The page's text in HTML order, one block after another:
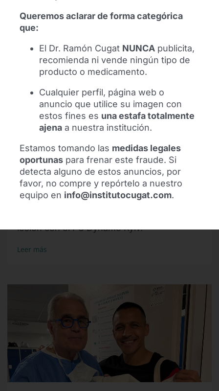
Kostiantyn Vivcharenko se somete a una
artroscopia de rodilla en Barcelona
Kostiantyn Vivcharenko se somete a una
lesión con el FC Dynamo Kyiv.
Leer más
Queremos aclarar de forma categórica
que:
El Dr. Ramón Cugat NUNCA publicita,
recomienda ni vende ningún tipo de
producto o medicamento.
Cualquier perfil, página web o
anuncio que utilice su imagen con
estos fines es una estafa totalmente
ajena a nuestra institución.
Estamos tomando las medidas legales
oportunas para frenar este fraude. Si
detecta alguno de estos anuncios, por
favor, no compre y repórtelo a nuestro
equipo en info@institutocugat.com.